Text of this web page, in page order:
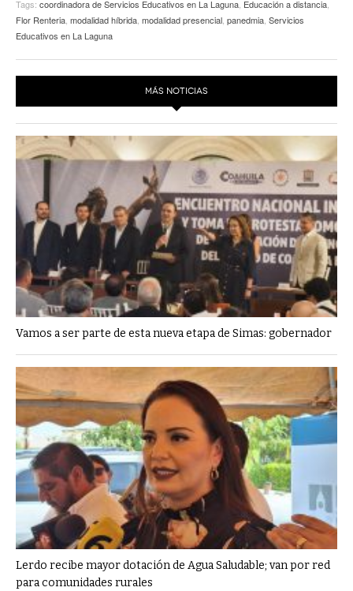
Tags: coordinadora de Servicios Educativos en La Laguna Educación a distancia
Flor Renteria modalidad híbrida modalidad presencial panedmia Servicios
Educativos en La Laguna
MÁS NOTICIAS
Vamos a ser parte de esta nueva etapa de Simas: gobernador
Lerdo recibe mayor dotación de Agua Saludable; van por red
para comunidades rurales